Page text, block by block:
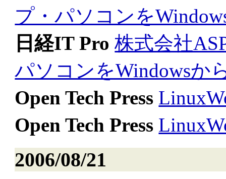
プ・パソコンを
日経IT Pro 株式会社
パソコンをWindowsか
Open Tech Press
Open Tech Press
2006/08/21